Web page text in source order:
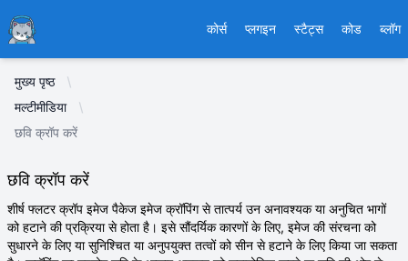
Ducafecat कोर्स प्लगइन स्टैट्स कोड ब्लॉग
मुख्य पृष्ठ
मल्टीमीडिया
छवि क्रॉप करें
छवि क्रॉप करें
शीर्ष फ्लटर क्रॉप इमेज पैकेज इमेज क्रॉपिंग से तात्पर्य उन अनावश्यक या अनुचित भागों
को हटाने की प्रक्रिया से होता है। इसे सौंदर्यिक कारणों के लिए, इमेज की संरचना को
सुधारने के लिए या सुनिश्चित या अनुपयुक्त तत्वों को सीन से हटाने के लिए किया जा सकता